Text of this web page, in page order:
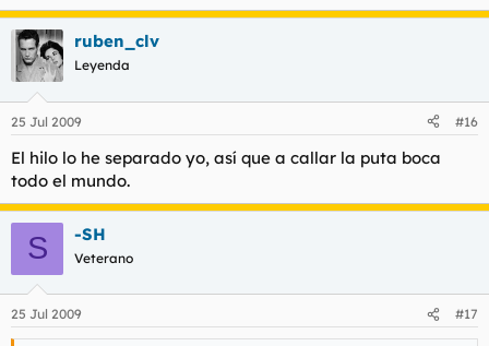
ruben_clv
Leyenda
25 Jul 2009 #16
El hilo lo he separado yo, así que a callar la puta boca
todo el mundo.
S -SH
Veterano
25 Jul 2009 #17